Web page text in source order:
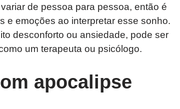
de pessoa para pessoa, então é
e emoções ao interpretar esse sonho.
desconforto ou ansiedade, pode ser
um terapeuta ou psicólogo.
apocalipse